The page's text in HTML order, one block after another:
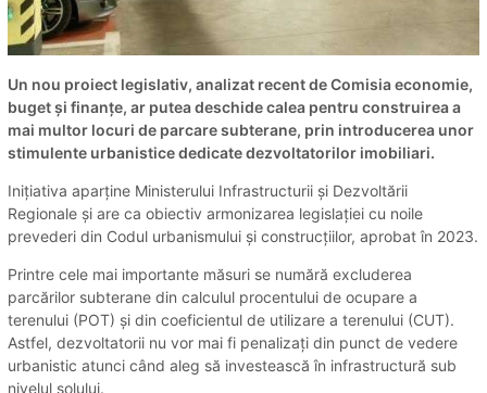
Un nou proiect legislativ, analizat recent de Comisia economie,
buget și finanțe, ar putea deschide calea pentru construirea a
mai multor locuri de parcare subterane, prin introducerea unor
stimulente urbanistice dedicate dezvoltatorilor imobiliari.
Inițiativa aparține Ministerului Infrastructurii și Dezvoltării
Regionale și are ca obiectiv armonizarea legislației cu noile
prevederi din Codul urbanismului și construcțiilor, aprobat în 2023.
Printre cele mai importante măsuri se numără excluderea
parcărilor subterane din calculul procentului de ocupare a
terenului (POT) și din coeficientul de utilizare a terenului (CUT).
Astfel, dezvoltatorii nu vor mai fi penalizați din punct de vedere
urbanistic atunci când aleg să investească în infrastructură sub
nivelul solului.